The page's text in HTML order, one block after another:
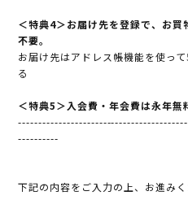
＜特典4＞お届け先を登録で、お
不要。
お届け先はアドレス帳機能を使っ
る
＜特典5＞入会費・年会費は永年無
----------
下記の内容をご入力の上、お進みく